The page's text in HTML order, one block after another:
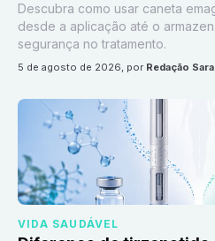
Descubra como usar caneta
desde a aplicação até o
segurança no tratamento.
5 de agosto de 2026, por Redação Sara
VIDA SAUDÁVEL